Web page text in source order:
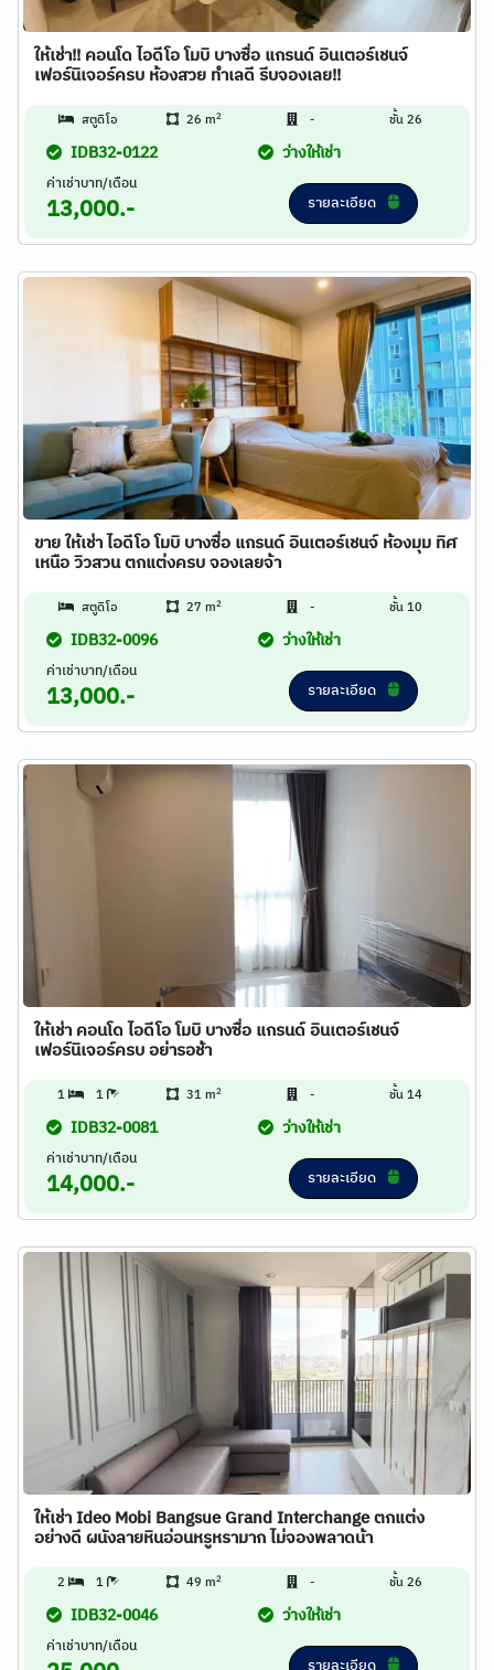
ให้เช่า!! คอนโด ไอดีโอ โมบิ บางซื่อ แกรนด์ อินเตอร์เชนจ์
เฟอร์นิเจอร์ครบ ห้องสวย ทำเลดี รีบจองเลย!!
สตูดิโอ 26 m2 - ชั้น 26
IDB32-0122 ว่างให้เช่า
ค่าเช่าบาท/เดือน
13,000.- รายละเอียด
ขาย ให้เช่า ไอดีโอ โมบิ บางซื่อ แกรนด์ อินเตอร์เชนจ์ ห้องมุม ทิศ
เหนือ วิวสวน ตกแต่งครบ จองเลยจ้า
สตูดิโอ 27 m2 - ชั้น 10
IDB32-0096 ว่างให้เช่า
ค่าเช่าบาท/เดือน
13,000.- รายละเอียด
ให้เช่า คอนโด ไอดีโอ โมบิ บางซื่อ แกรนด์ อินเตอร์เชนจ์
เฟอร์นิเจอร์ครบ อย่ารอช้า
1 1 31 m2 - ชั้น 14
IDB32-0081 ว่างให้เช่า
ค่าเช่าบาท/เดือน
14,000.- รายละเอียด
ให้เช่า Ideo Mobi Bangsue Grand Interchange ตกแต่ง
อย่างดี ผนังลายหินอ่อนหรูหรามาก ไม่จองพลาดน้า
2 1 49 m2 - ชั้น 26
IDB32-0046 ว่างให้เช่า
ค่าเช่าบาท/เดือน